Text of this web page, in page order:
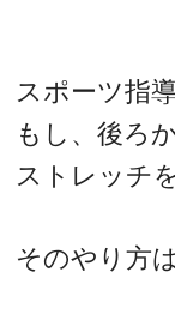
スポーツ指
もし、後ろ
ストレッチ
そのやり方